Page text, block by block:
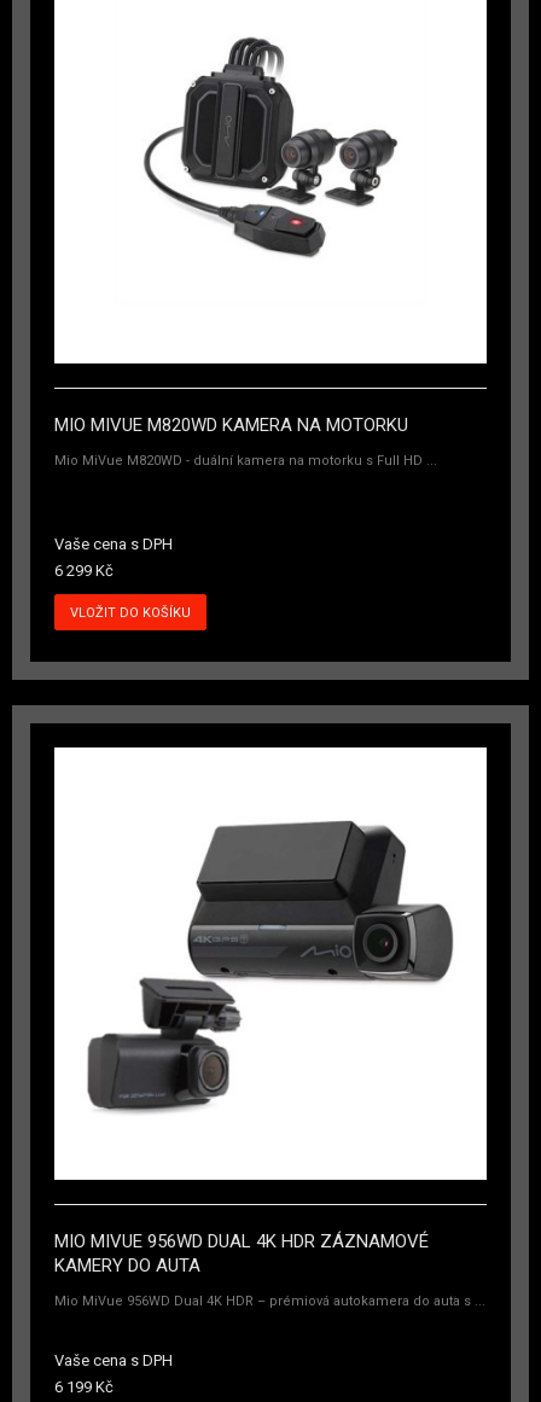
MIO MIVUE M820WD KAMERA NA MOTORKU
Mio MiVue M820WD - duální kamera na motorku s Full HD ...
Vaše cena s DPH
6 299 Kč
MIO MIVUE 956WD DUAL 4K HDR ZÁZNAMOVÉ
KAMERY DO AUTA
Mio MiVue 956WD Dual 4K HDR – prémiová autokamera do auta s ...
Vaše cena s DPH
6 199 Kč